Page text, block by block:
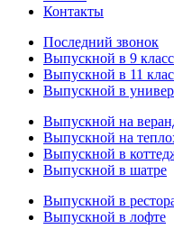
Контакты
Последний звонок
Выпускной в 9
Выпускной в 11
Выпускной в
Выпускной на
Выпускной на
Выпускной в
Выпускной в шатре
Выпускной в
Выпускной в лофте